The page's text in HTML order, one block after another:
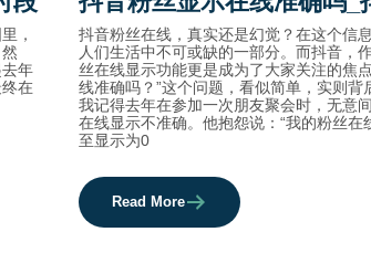
，
年
在
抖音粉丝在线，真实还是幻觉？在这个信
人们生活中不可或缺的一部分。而抖音，
丝在线显示功能更是成为了大家关注的焦
线准确吗？”这个问题，看似简单，实则背
我记得去年在参加一次朋友聚会时，无意
在线显示不准确。他抱怨说：“我的粉丝
至显示为0
Read More